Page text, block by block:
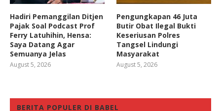
Hadiri Pemanggilan Ditjen
Pajak Soal Podcast Prof
Ferry Latuhihin, Hensa:
Saya Datang Agar
Semuanya Jelas
August 5, 2026
Pengungkapan 46 Juta
Butir Obat Ilegal Bukti
Keseriusan Polres
Tangsel Lindungi
Masyarakat
August 5, 2026
BERITA POPULER DI BABEL